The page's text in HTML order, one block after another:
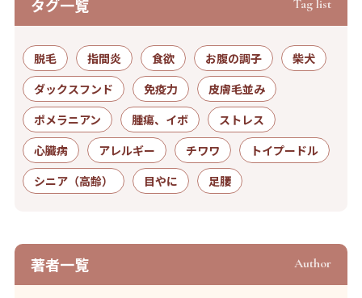
タグ⼀覧 Tag list
脱毛 指間炎 食欲 お腹の調子
柴犬
ダックスフンド
免疫力
皮膚毛並み
ポメラニアン
腫瘍、イボ
ストレス
心臓病
アレルギー チワワ
トイプードル
シニア（高齢）
目やに 足腰
著者⼀覧 Author